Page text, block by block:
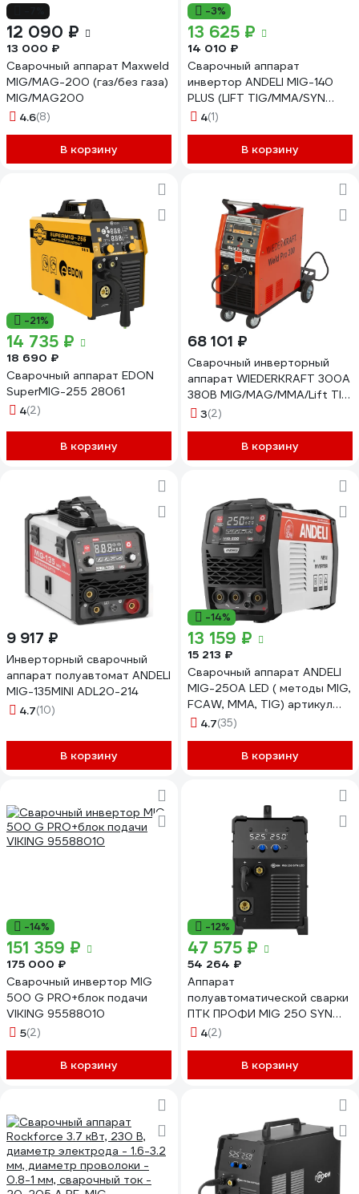
12 090 ₽
13 000 ₽
Сварочный аппарат Maxweld
MIG/MAG-200 (газ/без газа)
MIG/MAG200
4.6(8)
В корзину
-3%
13 625 ₽
14 010 ₽
Сварочный аппарат
инвертор ANDELI MIG-140
PLUS (LIFT TIG/MMA/SYN
MIG/FLUX MIG/2T-4T)
4(1)
В корзину
-21%
14 735 ₽
18 690 ₽
Сварочный аппарат EDON
SuperMIG-255 28061
4(2)
В корзину
68 101 ₽
Сварочный инверторный
аппарат WIEDERKRAFT 300A
380В MIG/MAG/MMA/Lift TIG
горелка 24AK WELD Pro 300
3(2)
В корзину
9 917 ₽
Инверторный сварочный
аппарат полуавтомат ANDELI
MIG-135MINI ADL20-214
4.7(10)
В корзину
-14%
13 159 ₽
15 213 ₽
Сварочный аппарат ANDELI
MIG-250А LED ( методы MIG,
FCAW, MMA, TIG) артикул
ADL20-702
4.7(35)
В корзину
-14%
151 359 ₽
175 000 ₽
Сварочный инвертор MIG
500 G PRO+блок подачи
VIKING 95588010
5(2)
В корзину
-12%
47 575 ₽
54 264 ₽
Аппарат
полуавтоматической сварки
ПТК ПРОФИ MIG 250 SYN
LED 000000 43297
4(2)
В корзину